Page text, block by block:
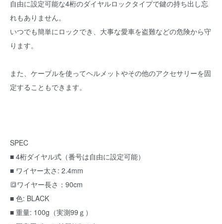
自由に設定可能な4桁のダイヤルロックタイプで鍵の持ち出し忘
れもありません。
いつでも簡単にロックでき、大事な愛車を盗難などの危険から守
ります。
また、ケーブルを使ってヘルメットやその他のアクセサリーを固
定することもできます。
SPEC
■ 4桁ダイヤル式（番号は自由に設定可能）
■ ワイヤー太さ: 2.4mm
🔳ワイヤー長さ：90cm
■ 色: BLACK
■ 重量: 100g（実測99ｇ）